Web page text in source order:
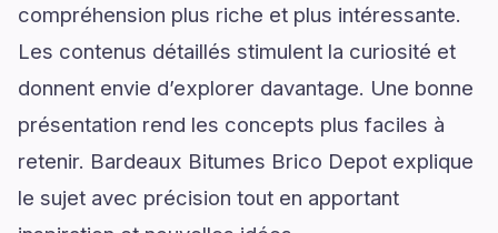
compréhension plus riche et plus intéressante.
Les contenus détaillés stimulent la curiosité et
donnent envie d’explorer davantage. Une bonne
présentation rend les concepts plus faciles à
retenir. Bardeaux Bitumes Brico Depot explique
le sujet avec précision tout en apportant